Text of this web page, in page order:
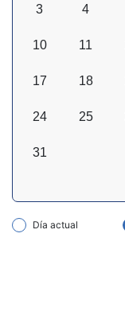
3 4
10 11
17 18
24 25
31
Día actual